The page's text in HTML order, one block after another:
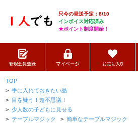
只今の発送予定：8/10
インボイス対応済み
★ポイント制度開始！
TOP
> 手に入れておきたい品
> 目を疑う！超不思議！
> 少人数の子どもに見せる
> テーブルマジック > 簡単なテーブルマジック